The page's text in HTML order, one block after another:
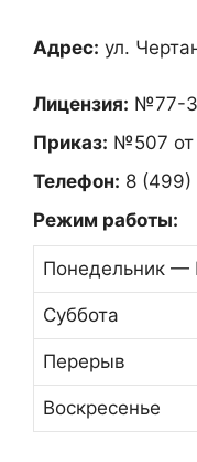
Адрес: ул.
Лицензия: №77-
Приказ: №507 от
Телефон: 8 (499)
Режим работы:
Понедельник —
Суббота
Перерыв
Воскресенье